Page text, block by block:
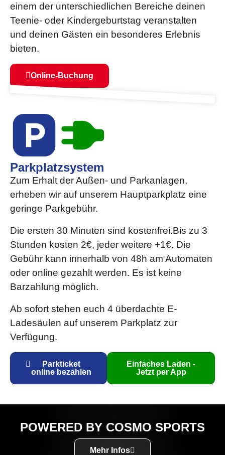
einem der unterschiedlichen Bereiche deinen
Teenie- oder Kindergeburtstag veranstalten
und deinen Gästen ein besonderes Erlebnis
bieten.
Online-Buchung
Parkplatzsystem
Zum Erhalt der Außen- und Parkanlagen,
erheben wir auf unserem Hauptparkplatz eine
geringe Parkgebühr.
Die ersten 30 Minuten sind kostenfrei.Bis zu 3
Stunden kosten 2€, jeder weitere +1€. Die
Gebühr kann innerhalb von 48h am Automaten
oder online gezahlt werden. Es ist keine
Barzahlung möglich.
Ab sofort stehen euch 4 überdachte E-
Ladesäulen auf unserem Parkplatz zur
Verfügung.
Parkticket
online bezahlen
Einfaches Laden -
Jetzt per App
POWERED BY COSMO SPORTS
Mehr Infos